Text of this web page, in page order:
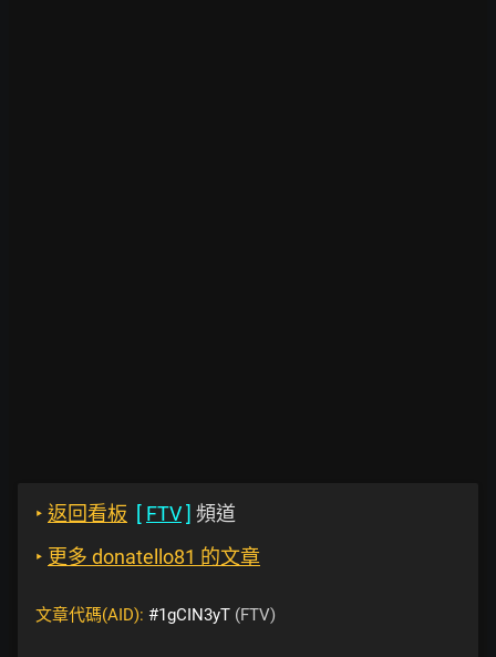
‣ 返回看板 [ FTV] 頻道
‣ 更多 donatello81 的文章
文章代碼(AID): #1gCIN3yT (FTV)